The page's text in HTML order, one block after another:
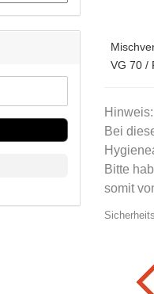
VG 70 /
Hinweis:
Bei
Bitte
somit